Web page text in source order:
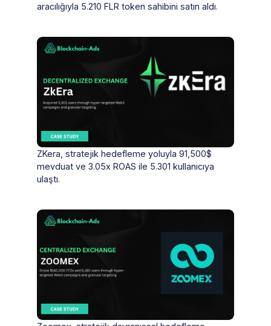
aracılığıyla 5.210 FLR token sahibini satın aldı.
ZKera, stratejik hedefleme yoluyla 91,500$
mevduat ve 3.05x ROAS ile 5.301 kullanıcıya
ulaştı.